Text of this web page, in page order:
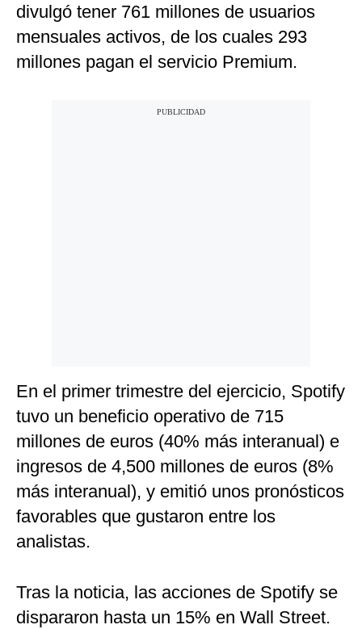
divulgó tener 761 millones de usuarios
mensuales activos, de los cuales 293
millones pagan el servicio Premium.
En el primer trimestre del ejercicio, Spotify
tuvo un beneficio operativo de 715
millones de euros (40% más interanual) e
ingresos de 4,500 millones de euros (8%
más interanual), y emitió unos pronósticos
favorables que gustaron entre los
analistas.
Tras la noticia, las acciones de Spotify se
dispararon hasta un 15% en Wall Street.